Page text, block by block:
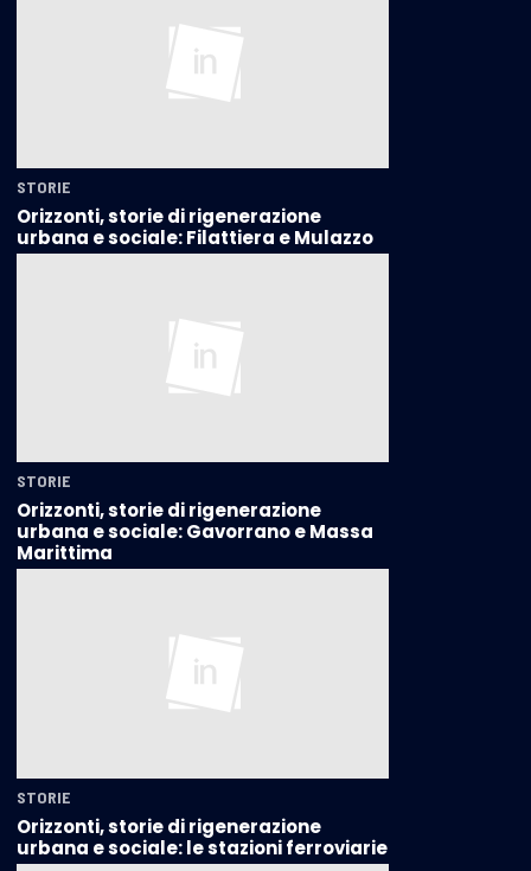
STORIE
Orizzonti, storie di rigenerazione
urbana e sociale: Filattiera e Mulazzo
STORIE
Orizzonti, storie di rigenerazione
urbana e sociale: Gavorrano e Massa
Marittima
STORIE
Orizzonti, storie di rigenerazione
urbana e sociale: le stazioni ferroviarie